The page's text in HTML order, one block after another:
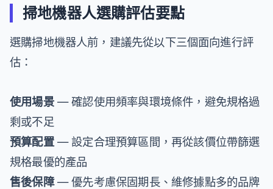
掃地機器人選購評估要點
選購掃地機器人前，建議先從以下三個面向進行評
估：
使用場景— 確認使用頻率與環境條件，避免規格過
剩或不足
預算配置— 設定合理預算區間，再從該價位帶篩選
規格最優的產品
售後保障— 優先考慮保固期長、維修據點多的品牌